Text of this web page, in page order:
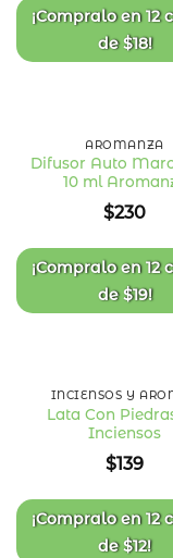
¡Compralo en12
de$18!
AROMANZA
Difusor Auto
10 ml
$230
¡Compralo en12
de$19!
INCIENSOS Y
Lata Con
Inciensos
$139
¡Compralo en12
de$12!